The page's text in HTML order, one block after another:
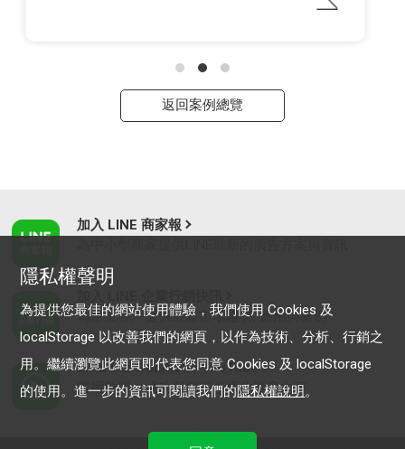
返回案例總覽
加入 LINE 商家報
為企業客戶提供最新市場趨勢, 應用與案例
LINE Biz-Solutions YouTube
實用教學、成功案例等多樣化影音內容
隱私權聲明
為提供您最佳的網站使用體驗，我們使用 Cookies 及
localStorage 以改善我們的網頁，以作為技術、分析、行銷之
用。繼續瀏覽此網頁即代表您同意 Cookies 及 localStorage
的使用。進一步的資訊可閱讀我們的隱私權說明。